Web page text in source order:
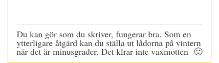
Du kan gör som du skriver, fungerar bra. Som en
ytterligare åtgärd kan du ställa ut lådorna på vintern
när det är minusgrader. Det klrar inte vaxmotten 🙂